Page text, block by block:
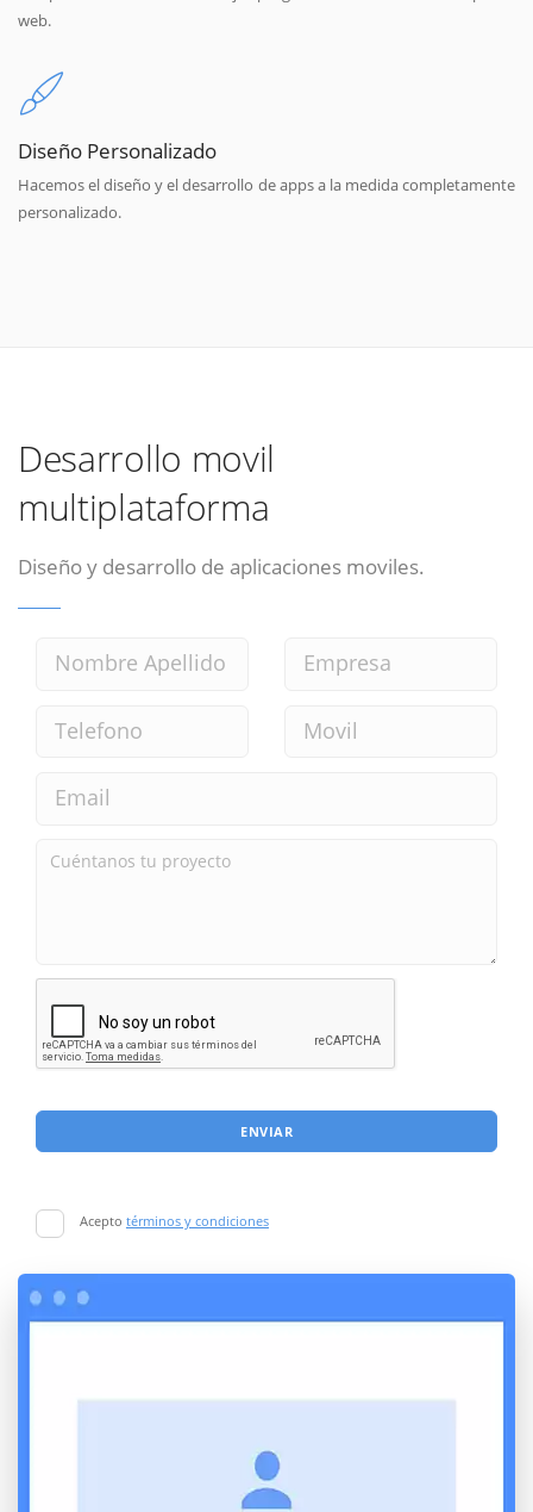
web.
Diseño Personalizado
Hacemos el diseño y el desarrollo de apps a la medida completamente
personalizado.
Desarrollo movil
multiplataforma
Diseño y desarrollo de aplicaciones moviles.
ENVIAR
Acepto términos y condiciones